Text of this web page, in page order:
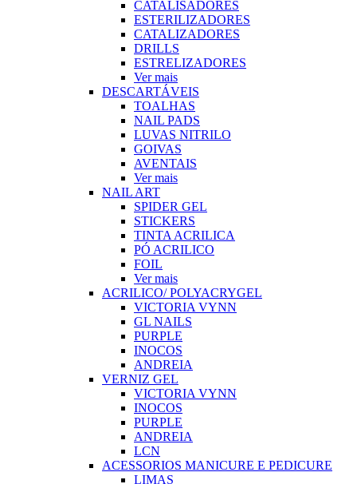
CATALISADORES
ESTERILIZADORES
CATALIZADORES
DRILLS
ESTRELIZADORES
Ver mais
DESCARTÁVEIS
TOALHAS
NAIL PADS
LUVAS NITRILO
GOIVAS
AVENTAIS
Ver mais
NAIL ART
SPIDER GEL
STICKERS
TINTA ACRILICA
PÓ ACRILICO
FOIL
Ver mais
ACRILICO/ POLYACRYGEL
VICTORIA VYNN
GL NAILS
PURPLE
INOCOS
ANDREIA
VERNIZ GEL
VICTORIA VYNN
INOCOS
PURPLE
ANDREIA
LCN
ACESSORIOS MANICURE E PEDICURE
LIMAS